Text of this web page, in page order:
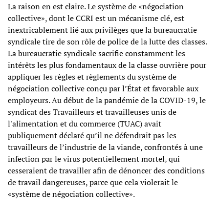
La raison en est claire. Le système de «négociation
collective», dont le CCRI est un mécanisme clé, est
inextricablement lié aux privilèges que la bureaucratie
syndicale tire de son rôle de police de la lutte des classes.
La bureaucratie syndicale sacrifie constamment les
intérêts les plus fondamentaux de la classe ouvrière pour
appliquer les règles et règlements du système de
négociation collective conçu par l’État et favorable aux
employeurs. Au début de la pandémie de la COVID-19, le
syndicat des Travailleurs et travailleuses unis de
l'alimentation et du commerce (TUAC) avait
publiquement déclaré qu’il ne défendrait pas les
travailleurs de l’industrie de la viande, confrontés à une
infection par le virus potentiellement mortel, qui
cesseraient de travailler afin de dénoncer des conditions
de travail dangereuses, parce que cela violerait le
«système de négociation collective».